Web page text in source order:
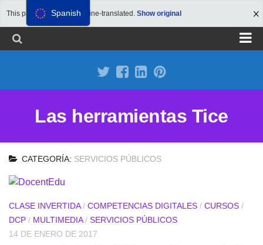
This page has been machine-translated. Show original
Las herramientas Tice
CATEGORÍA: SERVICIOS PÚBLICOS
CLASE INVERTIDA/ COMPETENCIAS DIGITALES / CURSOS /
DCP / MULTIMEDIA/ SERVICIOS PÚBLICOS
14 DE ENERO DE 2017
Spanish